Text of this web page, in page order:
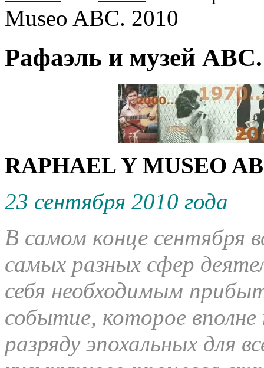
Museo ABC. 2010
Рафаэль и музей АВС.
RAPHAEL Y MUSEO
23 сентября 2010 года
В самом конце сентября
самых разных сфер
себя необходимым
событие, которое
разряду эпохальных для